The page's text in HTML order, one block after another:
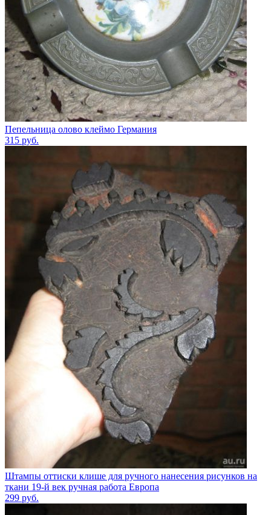
Пепельница олово клеймо Германия
315 руб.
Штампы оттиски клише для ручного нанесения рисунков на
ткани 19-й век ручная работа Европа
299 руб.